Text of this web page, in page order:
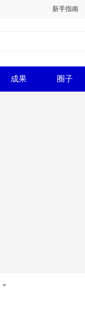
新手指南
成果 圈子